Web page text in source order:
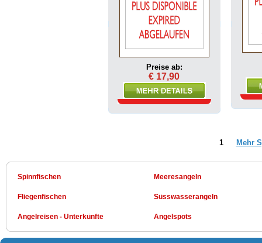
Preise ab:
€ 17,90
1 Mehr
Spinnfischen Meeresangeln
Fliegenfischen Süsswasserangeln
Angelreisen - Unterkünfte Angelspots